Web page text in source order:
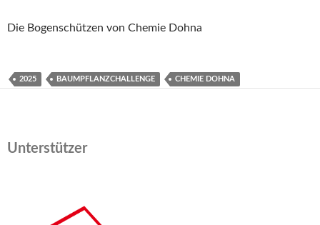
Die Bogenschützen von Chemie Dohna
2025 BAUMPFLANZCHALLENGE CHEMIE DOHNA
Unterstützer